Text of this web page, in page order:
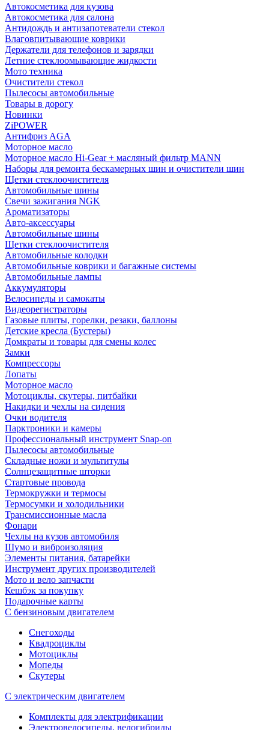
Автокосметика для кузова
Автокосметика для салона
Антидождь и антизапотеватели стекол
Влаговпитывающие коврики
Держатели для телефонов и зарядки
Летние стеклоомывающие жидкости
Мото техника
Очистители стекол
Пылесосы автомобильные
Товары в дорогу
Новинки
ZiPOWER
Антифриз AGA
Моторное масло
Моторное масло Hi-Gear + масляный фильтр MANN
Наборы для ремонта бескамерных шин и очистители шин
Щетки стеклоочистителя
Автомобильные шины
Свечи зажигания NGK
Ароматизаторы
Авто-аксессуары
Автомобильные шины
Щетки стеклоочистителя
Автомобильные колодки
Автомобильные коврики и багажные системы
Автомобильные лампы
Аккумуляторы
Велосипеды и самокаты
Видеорегистраторы
Газовые плиты, горелки, резаки, баллоны
Детские кресла (Бустеры)
Домкраты и товары для смены колес
Замки
Компрессоры
Лопаты
Моторное масло
Мотоциклы, скутеры, питбайки
Накидки и чехлы на сидения
Очки водителя
Парктроники и камеры
Профессиональный инструмент Snap-on
Пылесосы автомобильные
Складные ножи и мультитулы
Солнцезащитные шторки
Стартовые провода
Термокружки и термосы
Термосумки и холодильники
Трансмиссионные масла
Фонари
Чехлы на кузов автомобиля
Шумо и виброизоляция
Элементы питания, батарейки
Инструмент других производителей
Мото и вело запчасти
Кешбэк за покупку
Подарочные карты
С бензиновым двигателем
Снегоходы
Квадроциклы
Мотоциклы
Мопеды
Скутеры
С электрическим двигателем
Комплекты для электрификации
Электровелосипеды, велогибриды